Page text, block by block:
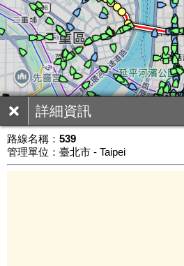
詳細資訊
路線名稱： 539
管理單位：臺北市 - Taipei